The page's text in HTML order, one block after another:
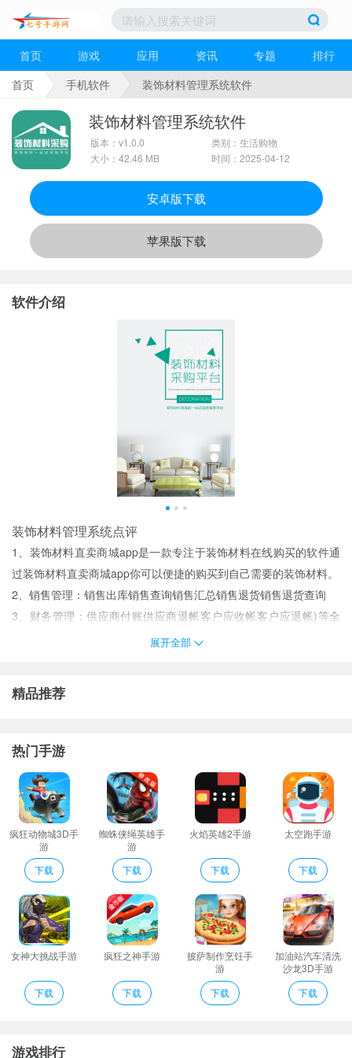
首页 游戏 应用 资讯 专题
排行
首页
手机软件 装饰材料管理系统软件
装饰材料管理系统软件
版本：v1.0.0
大小：42.46 MB
类别：生活购物
时间：2025-04-12
安卓版下载
苹果版下载
软件介绍
装饰材料管理系统点评
1、装饰材料直卖商城app是一款专注于装饰材料在线购买的软件通
过装饰材料直卖商城app你可以便捷的购买到自己需要的装饰材料。
2、销售管理：销售出库销售查询销售汇总销售退货销售退货查询
3、财务管理：供应商付账供应商退帐客户应收帐客户应退帐)等全
更多服务。
颜色信息类别信息品牌信息商品信息
装饰材料管理系统推荐理由
装饰材料行业网app是一款专注于装饰材料行业的软件通过装饰材料
行业网app你可以了解到更多行业资讯和相关信息同时享受更多服
务。
装饰材料网行业门户app是一款网络购物应用是个专注于销售装饰材
料的移动商城。装饰材料网行业门户app旨在让用户们可在线快捷的
采购所需产品。
本应用在手机上实现了和电脑上同样的管理功能功能强大!建议使用
配置稍高的一点手机。如您在使用中有任何问题都可以与我们联系!
采购管理管理：采购入库采购查询采购汇总采购退货退货查询
首次获取节点资源从后台下载并存储在应用设备中;以后无需下载可
直接读取本地节点资源文件。再也不用担心耗费流量啦!
展开全部
精品推荐
热门手游
疯狂动物城3D手
游
下载
蜘蛛侠绳英雄手
游
下载
火焰英雄2手游
下载
太空跑手游
下载
女神大挑战手游
下载
疯狂之神手游
下载
披萨制作烹饪手
游
下载
加油站汽车清洗
沙龙3D手游
下载
游戏排行